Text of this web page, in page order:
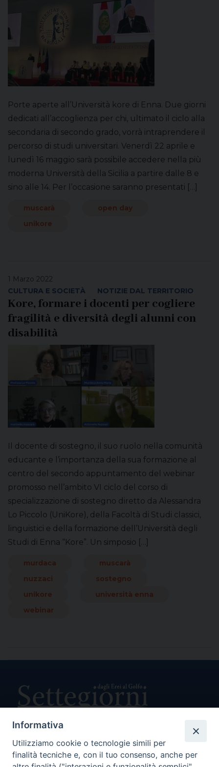
Porte aperte all’Università kore di Enna. Due giorni
dedicati all’accoglienza per chi, ultimato il ciclo alla
secondaria di secondo grado, vorrà intraprendere il
percorso di studi universitari. Venerdì 22 aprile e
lunedì 16 maggio sarà possibile accedere nella più
moderna Università della Sicilia a partire dalle 8 e
sino alle 14. Per l’occasione saranno presentati […]
muscarà
open day
unikore
1 Marzo 2022
CULTURA E SOCIETÀ
NOTIZIE DAL TERRITORIO
Kore, formare i docenti per cogliere
fragilità e diversità degli alunni con
disabilità
Il docente di sostegno, il suo ruolo nella comunità
educante e l’importanza della sua formazione al
centro del secondo appuntamento del webinar
promosso nell’ambito VI ciclo del corso di
specializzazione di sostegno diretto da Alessandra
Lo Piccolo (UniKore), della Facoltà di Studi classici,
linguistici e della formazione dell’Università degli
Studi di Enna “Kore”. Un simposio […]
murdaca
muscarà
nuzzaci
sostegno
unikore
università enna
webinar
Direttore Responsabile Giuseppe Rabita
Direttore Amministrativo Salvatore Bruno
Editore e Proprietà Opera di Religione della Diocesi di Piazza
Informativa
Utilizziamo cookie o tecnologie simili per
finalità tecniche e, con il tuo consenso, anche per